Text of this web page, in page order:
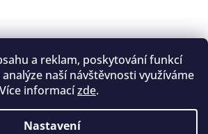
a reklam, poskytování funkcí
naší návštěvnosti využíváme
informacízde.
Nastavení
na Instagramu
I. Královský lukostřelecký klub
Český lukostřelecký svaz